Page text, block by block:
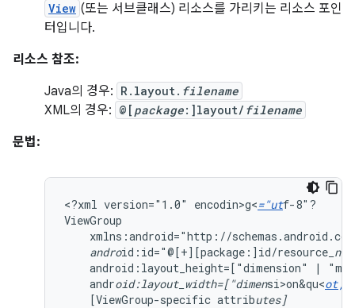
View (또는 서브클래스) 리소스를 가리키는 리소스 포인
터입니다.
리소스 참조:
Java의 경우: R.layout. filename
XML의 경우: @[ package:]layout/ filename
문법:
<?xml version="1.0" encodin>g<="utf-8"?
xmlns:android="http://
android:id="@[+][package:]id/resource
android:layout_height=["dimension"
|
android:layout_width=["dimensi>on&qu<ot;
[ViewGroup-specific attributes]